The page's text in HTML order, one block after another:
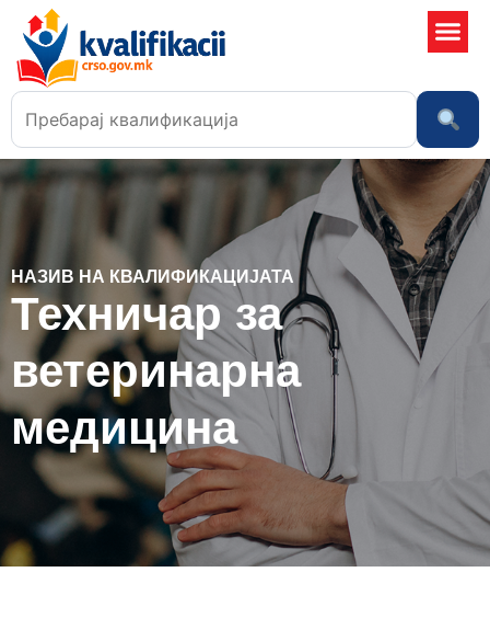
НАЗИВ НА КВАЛИФИКАЦИЈАТА
Техничар за
ветеринарна
медицина